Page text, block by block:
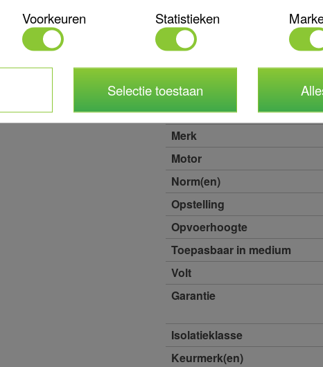
Materiaal
Max. medium temperatuur
Max.
omgevingstemperatuur
Max. Werkdruk
Merk
Motor
Norm(en)
Opstelling
Opvoerhoogte
Toepasbaar in medium
Volt
Garantie
Isolatieklasse
Keurmerk(en)
Voorkeuren Statistieken
Selectie toestaan